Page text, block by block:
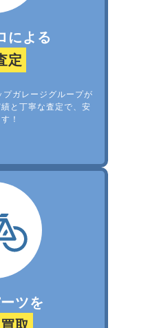
による
定
ガレージグループが
と丁寧な査定で、安
！
ツを